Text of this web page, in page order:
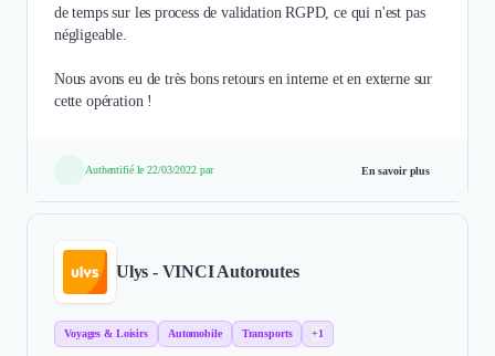
de temps sur les process de validation RGPD, ce qui n'est pas
négligeable.
Nous avons eu de très bons retours en interne et en externe sur
cette opération !
Authentifié le 22/03/2022 par En savoir plus
Ulys - VINCI Autoroutes
Voyages & Loisirs Automobile Transports +1